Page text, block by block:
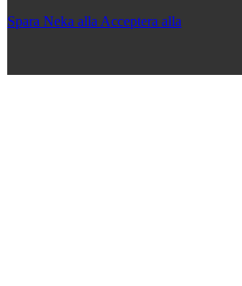
Spara Neka alla Acceptera alla